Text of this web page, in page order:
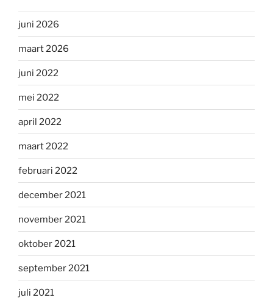
juni 2026
maart 2026
juni 2022
mei 2022
april 2022
maart 2022
februari 2022
december 2021
november 2021
oktober 2021
september 2021
juli 2021